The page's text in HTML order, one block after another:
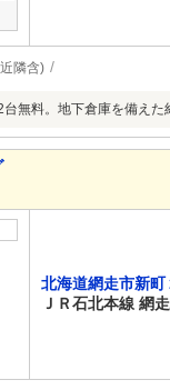
隣含)
台無料。地下倉庫を備えた
北海道網走市新町
ＪＲ石北本線 網